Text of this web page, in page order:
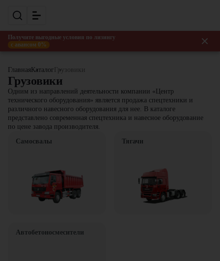
Получите выгодные условия по лизингу
с авансом 0%
Главная Каталог Грузовики
Грузовики
Одним из направлений деятельности компании «Центр
технического оборудования» является продажа спецтехники и
различного навесного оборудования для нее. В каталоге
представлено современная спецтехника и навесное оборудование
по цене завода производителя.
Самосвалы
Тягачи
Автобетоносмесители